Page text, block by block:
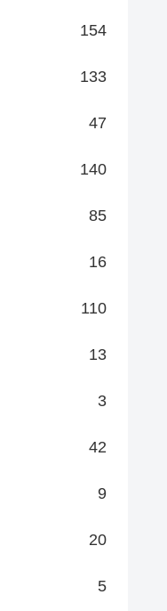
154
133
47
140
85
16
110
13
3
42
9
20
5